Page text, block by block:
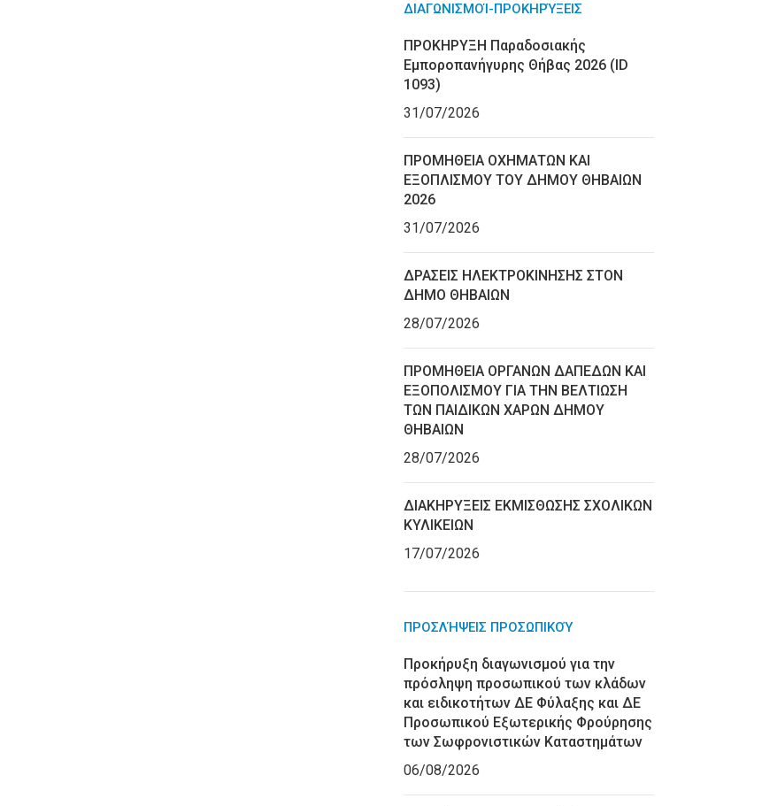
ΔΙΑΓΩΝΙΣΜΟΊ-ΠΡΟΚΗΡΎΞΕΙΣ
ΠΡΟΚΗΡΥΞΗ Παραδοσιακής
Εμποροπανήγυρης Θήβας 2026 (ID
1093)
31/07/2026
ΠΡΟΜΗΘΕΙΑ ΟΧΗΜΑΤΩΝ ΚΑΙ
ΕΞΟΠΛΙΣΜΟΥ ΤΟΥ ΔΗΜΟΥ ΘΗΒΑΙΩΝ
2026
31/07/2026
ΔΡΑΣΕΙΣ ΗΛΕΚΤΡΟΚΙΝΗΣΗΣ ΣΤΟΝ
ΔΗΜΟ ΘΗΒΑΙΩΝ
28/07/2026
ΠΡΟΜΗΘΕΙΑ ΟΡΓΑΝΩΝ ΔΑΠΕΔΩΝ ΚΑΙ
ΕΞΟΠΟΛΙΣΜΟΥ ΓΙΑ ΤΗΝ ΒΕΛΤΙΩΣΗ
ΤΩΝ ΠΑΙΔΙΚΩΝ ΧΑΡΩΝ ΔΗΜΟΥ
ΘΗΒΑΙΩΝ
28/07/2026
ΔΙΑΚΗΡΥΞΕΙΣ ΕΚΜΙΣΘΩΣΗΣ ΣΧΟΛΙΚΩΝ
ΚΥΛΙΚΕΙΩΝ
17/07/2026
ΠΡΟΣΛΉΨΕΙΣ ΠΡΟΣΩΠΙΚΟΎ
Προκήρυξη διαγωνισμού για την
πρόσληψη προσωπικού των κλάδων
και ειδικοτήτων ΔΕ Φύλαξης και ΔΕ
Προσωπικού Εξωτερικής Φρούρησης
των Σωφρονιστικών Καταστημάτων
06/08/2026